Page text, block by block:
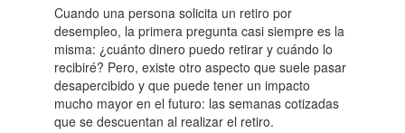
Cuando una persona solicita un retiro por
desempleo, la primera pregunta casi siempre es la
misma: ¿cuánto dinero puedo retirar y cuándo lo
recibiré? Pero, existe otro aspecto que suele pasar
desapercibido y que puede tener un impacto
mucho mayor en el futuro: las semanas cotizadas
que se descuentan al realizar el retiro.